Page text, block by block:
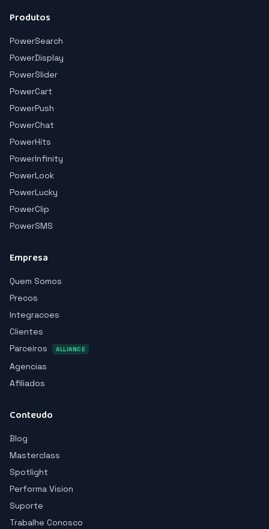
Produtos
PowerSearch
PowerDisplay
PowerSlider
PowerCart
PowerPush
PowerChat
PowerHits
PowerInfinity
PowerLook
PowerLucky
PowerClip
PowerSMS
Empresa
Quem Somos
Precos
Integracoes
Clientes
Parceiros
ALLIANCE
Agencias
Afiliados
Conteudo
Blog
Masterclass
Spotlight
Performa Vision
Suporte
Trabalhe Conosco